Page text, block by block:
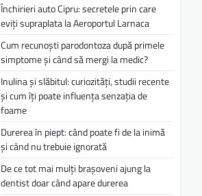
Închirieri auto Cipru: secretele prin care
eviți supraplata la Aeroportul Larnaca
Cum recunoști parodontoza după primele
simptome și când să mergi la medic?
Inulina și slăbitul: curiozități, studii recente
și cum îți poate influența senzația de
foame
Durerea în piept: când poate fi de la inimă
și când nu trebuie ignorată
De ce tot mai mulți brașoveni ajung la
dentist doar când apare durerea